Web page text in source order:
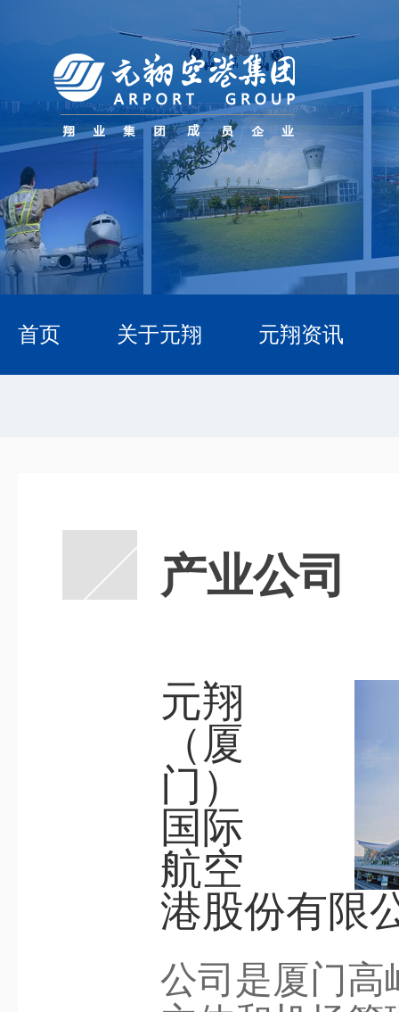
首页 关于元翔 元翔资讯
产业公司
元翔
（厦
门）
国际
航空
港股份有限
公司是厦门高